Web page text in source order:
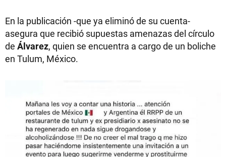
En la publicación -que ya eliminó de su cuenta-
asegura que recibió supuestas amenazas del círculo
de Álvarez, quien se encuentra a cargo de un boliche
en Tulum, México.